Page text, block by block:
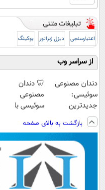
اعتبارسنجی دیزل ژنراتور بوکینگ
از سراسر وب
دندان مصنوعی
سوئیسی:
جدیدترین
فناوری اروپا،
سبک و مقاوم |
پرداخت قسطی
🦷 دندان
مصنوعی
سوئیسی با
دیجیتال |
پرداخت در 4
قسط |📍 تهران
بازگشت به بالای صفحه